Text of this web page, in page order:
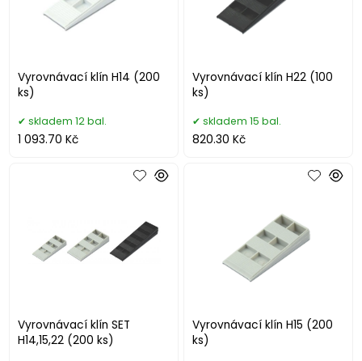
Vyrovnávací klín H14 (200
ks)
skladem 12 bal.
1 093.70 Kč
Vyrovnávací klín H22 (100
ks)
skladem 15 bal.
820.30 Kč
Vyrovnávací klín SET
H14,15,22 (200 ks)
Vyrovnávací klín H15 (200
ks)